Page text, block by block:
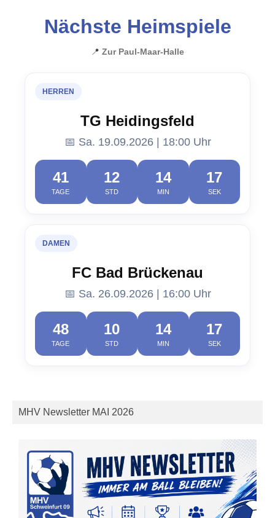
Nächste Heimspiele
📍 Zur Paul-Maar-Halle
HERREN
TG Heidingsfeld
📅 Sa. 19.09.2026 | 18:00 Uhr
41
TAGE
12
STD
14
MIN
16
SEK
DAMEN
FC Bad Brückenau
📅 Sa. 26.09.2026 | 16:00 Uhr
48
TAGE
10
STD
14
MIN
16
SEK
MHV Newsletter MAI 2026